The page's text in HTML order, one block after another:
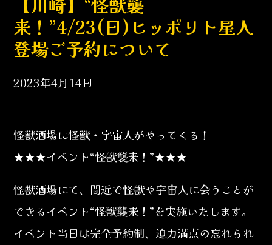
来！”4/23(日)ヒッポリト星人
登場ご予約について
2023年4月14日
怪獣酒場に怪獣・宇宙人がやってくる！
★★★イベント“怪獣襲来！”★★★
怪獣酒場にて、間近で怪獣や宇宙人に会うことが
できるイベント“怪獣襲来！”を実施いたします。
イベント当日は完全予約制、迫力満点の忘れられ